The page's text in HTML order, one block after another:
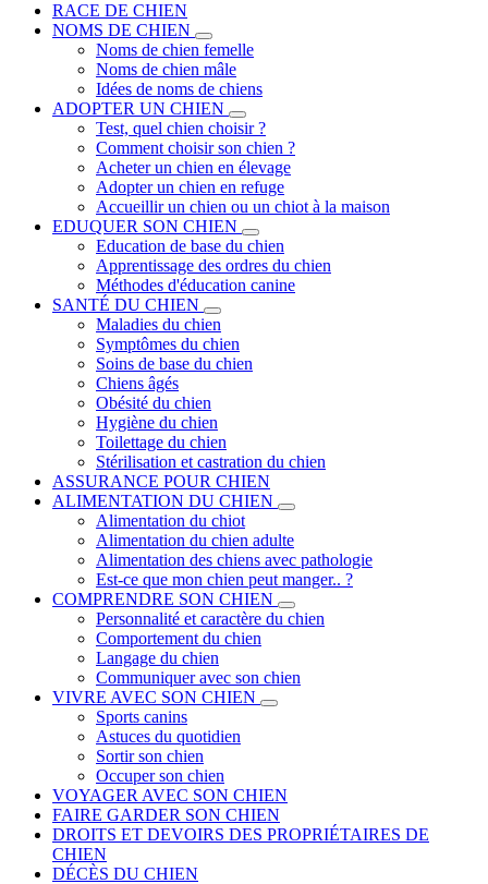
RACE DE CHIEN
NOMS DE CHIEN
Noms de chien femelle
Noms de chien mâle
Idées de noms de chiens
ADOPTER UN CHIEN
Test, quel chien choisir ?
Comment choisir son chien ?
Acheter un chien en élevage
Adopter un chien en refuge
Accueillir un chien ou un chiot à la maison
EDUQUER SON CHIEN
Education de base du chien
Apprentissage des ordres du chien
Méthodes d'éducation canine
SANTÉ DU CHIEN
Maladies du chien
Symptômes du chien
Soins de base du chien
Chiens âgés
Obésité du chien
Hygiène du chien
Toilettage du chien
Stérilisation et castration du chien
ASSURANCE POUR CHIEN
ALIMENTATION DU CHIEN
Alimentation du chiot
Alimentation du chien adulte
Alimentation des chiens avec pathologie
Est-ce que mon chien peut manger.. ?
COMPRENDRE SON CHIEN
Personnalité et caractère du chien
Comportement du chien
Langage du chien
Communiquer avec son chien
VIVRE AVEC SON CHIEN
Sports canins
Astuces du quotidien
Sortir son chien
Occuper son chien
VOYAGER AVEC SON CHIEN
FAIRE GARDER SON CHIEN
DROITS ET DEVOIRS DES PROPRIÉTAIRES DE
CHIEN
DÉCÈS DU CHIEN